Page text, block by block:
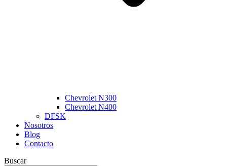
Chevrolet N300
Chevrolet N400
DFSK
Nosotros
Blog
Contacto
Buscar